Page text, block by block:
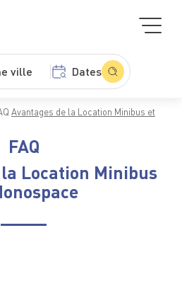
ville Dates
Avantages de la Location Minibus et
FAQ
Location Minibus